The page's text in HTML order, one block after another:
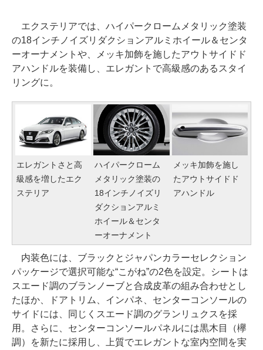
エクステリアでは、ハイパークロームメタリック塗装
の18インチノイズリダクションアルミホイール＆センタ
ーオーナメントや、メッキ加飾を施したアウトサイドド
アハンドルを装備し、エレガントで高級感のあるスタイ
リングに。
エレガントさと高
級感を増したエク
ステリア
ハイパークローム
メタリック塗装の
18インチノイズリ
ダクションアルミ
ホイール＆センタ
ーオーナメント
メッキ加飾を施し
たアウトサイドド
アハンドル
内装色には、ブラックとジャパンカラーセレクション
パッケージで選択可能な“こがね”の2色を設定。シートは
スエード調のブランノーブと合成皮革の組み合わせとし
たほか、ドアトリム、インパネ、センターコンソールの
サイドには、同じくスエード調のグランリュクスを採
用。さらに、センターコンソールパネルには黒木目（欅
調）を新たに採用し、上質でエレガントな室内空間を実